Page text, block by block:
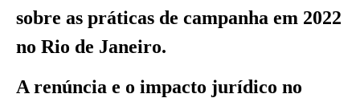
sobre as práticas de campanha em 2022
no Rio de Janeiro.
A renúncia e o impacto jurídico no